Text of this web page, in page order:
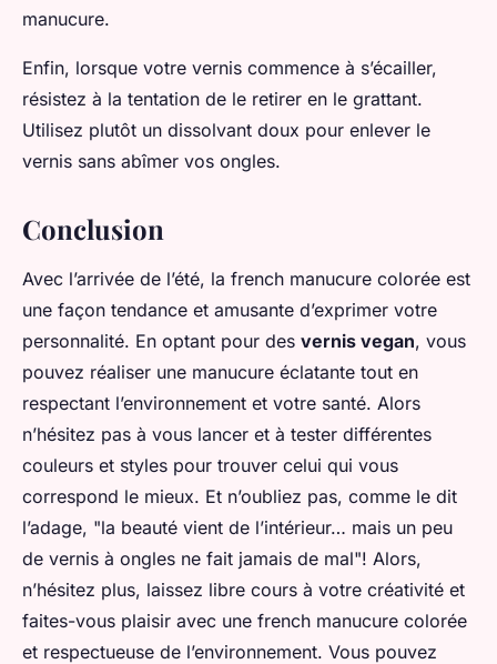
manucure.
Enfin, lorsque votre vernis commence à s’écailler,
résistez à la tentation de le retirer en le grattant.
Utilisez plutôt un dissolvant doux pour enlever le
vernis sans abîmer vos ongles.
Conclusion
Avec l’arrivée de l’été, la french manucure colorée est
une façon tendance et amusante d’exprimer votre
personnalité. En optant pour des vernis vegan, vous
pouvez réaliser une manucure éclatante tout en
respectant l’environnement et votre santé. Alors
n’hésitez pas à vous lancer et à tester différentes
couleurs et styles pour trouver celui qui vous
correspond le mieux. Et n’oubliez pas, comme le dit
l’adage, "la beauté vient de l’intérieur… mais un peu
de vernis à ongles ne fait jamais de mal"! Alors,
n’hésitez plus, laissez libre cours à votre créativité et
faites-vous plaisir avec une french manucure colorée
et respectueuse de l’environnement. Vous pouvez